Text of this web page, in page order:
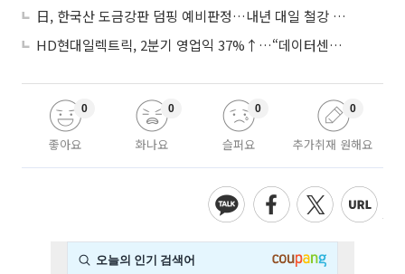
日, 한국산 도금강판 덤핑 예비판정…내년 대일 철강 수출 ‘빨간불’
HD현대일렉트릭, 2분기 영업익 37%↑…“데이터센터 사업, 새로운 성장 축”
좋아요
0
화나요
0
슬퍼요
0
추가취재 원해요
0